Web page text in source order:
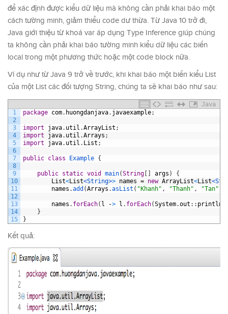
để xác định được kiểu dữ liệu mà không cần phải khai báo một
cách tường minh, giảm thiểu code dư thừa. Từ Java 10 trở đi,
Java giới thiệu từ khoá var áp dụng Type Inference giúp chúng
ta không cần phải khai báo tường minh kiểu dữ liệu các biến
local trong một phương thức hoặc một code block nữa.
Ví dụ như từ Java 9 trở về trước, khi khai báo một biến kiểu List
của một List các đối tượng String, chúng ta sẽ khai báo như sau:
Java
1
2
3
4
5
6
7
8
9
10
11
12
13
14
15
package com. huongdanjava. javaexample;
import java. util .ArrayList ;
import
java. util .Arrays ;
import
java. util . List ;
public class Example {
public static void main(String [ ] args )
{
List<List<String>> names = new ArrayList<List
names .add (Arrays .asList ( "Khanh" , "Thanh" , "Tan"
names . forEach( l -> l . forEach(System.out : : println
}
}
Kết quả: